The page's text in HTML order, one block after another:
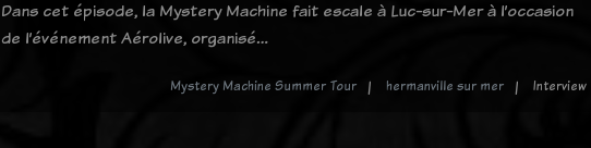
Dans cet épisode, la Mystery Machine fait escale à Luc-sur-Mer à l’occasion
de l’événement Aérolive, organisé…
Mystery Machine Summer Tour hermanville sur mer Interview